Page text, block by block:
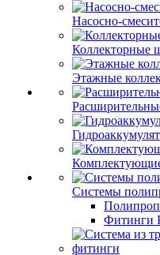
Насосно-
Коллекторные
Этажные
Системы
Фитинги